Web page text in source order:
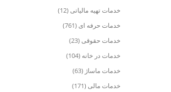
خدمات تهیه مالیاتی (12)
خدمات حرفه ای (761)
خدمات حقوقی (23)
خدمات در خانه (104)
خدمات ماساژ (63)
خدمات مالی (171)